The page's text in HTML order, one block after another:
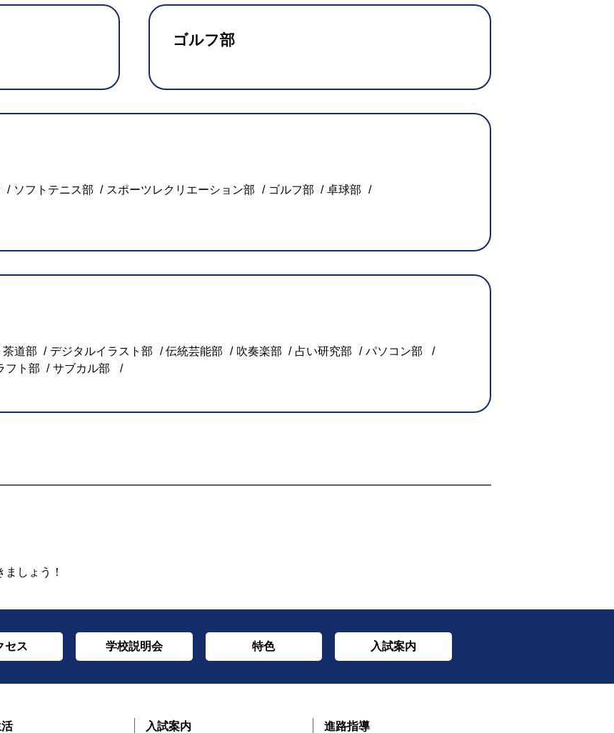
ゴルフ部
ソフトテニス部 スポーツレクリエーション部 ゴルフ部
卓球部
茶道部 デジタルイラスト部 伝統芸能部 吹奏楽部 占い研究部
パソコン部
フト部 サブカル部
しょう！
セス 学校説明会 特色 入試案内
入試案内
進路指導